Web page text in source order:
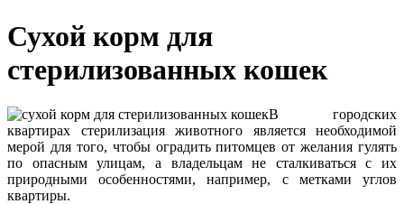
Сухой корм для
стерилизованных кошек
В городских
квартирах стерилизация животного является необходимой
мерой для того, чтобы оградить питомцев от желания гулять
по опасным улицам, а владельцам не сталкиваться с их
природными особенностями, например, с метками углов
квартиры.